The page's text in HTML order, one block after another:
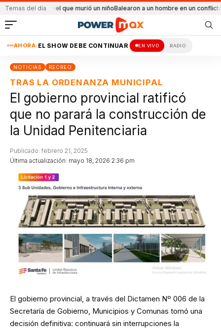
Temas del día
en el que murió un niño Balearon a un hombre en un conflicto familiarMás
AHORA: EL SHOW DEBE CONTINUAR EN VIVO RADIO
NOTICIAS RECREO
TRAS LA ORDENANZA MUNICIPAL
El gobierno provincial ratificó
que no parará la construcción de
la Unidad Penitenciaria
Última actualización: mayo 18, 2026 2:36 pm
Publicado: febrero 21, 2025
El gobierno provincial, a través del Dictamen Nº 006 de la
Secretaría de Gobierno, Municipios y Comunas tomó una
decisión definitiva: continuará sin interrupciones la